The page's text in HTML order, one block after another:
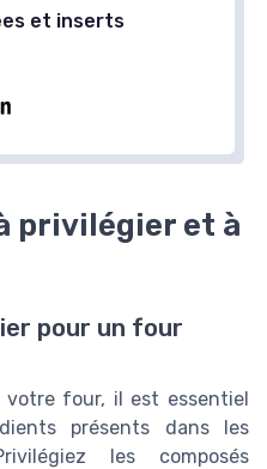
et inserts
privilégier et à
pour un four
four, il est essentiel
présents dans les
les composés